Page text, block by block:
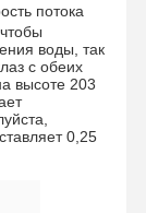
потока
воды, так
с обеих
высоте 203
0,25